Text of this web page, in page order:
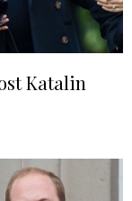
Katalin